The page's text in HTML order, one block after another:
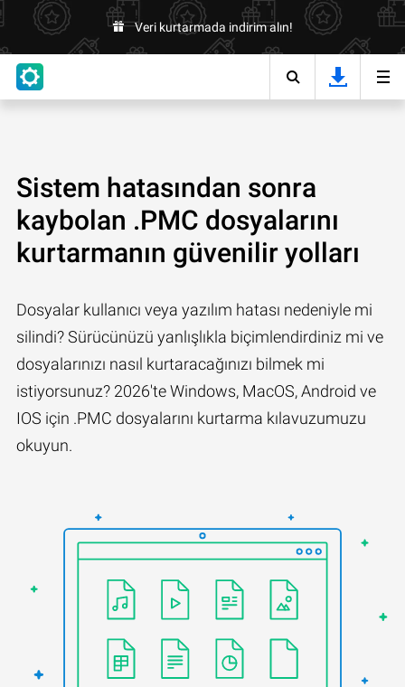
Veri kurtarmada indirim alın!
Sistem hatasından sonra
kaybolan .PMC dosyalarını
kurtarmanın güvenilir yolları
Dosyalar kullanıcı veya yazılım hatası nedeniyle mi
silindi? Sürücünüzü yanlışlıkla biçimlendirdiniz mi ve
dosyalarınızı nasıl kurtaracağınızı bilmek mi
istiyorsunuz? 2026'te Windows, MacOS, Android ve
IOS için .PMC dosyalarını kurtarma kılavuzumuzu
okuyun.